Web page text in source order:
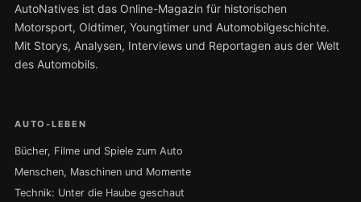
AutoNatives ist das Online-Magazin für historischen
Motorsport, Oldtimer, Youngtimer und Automobilgeschichte.
Mit Storys, Analysen, Interviews und Reportagen aus der Welt
des Automobils.
AUTO-LEBEN
Bücher, Filme und Spiele zum Auto
Menschen, Maschinen und Momente
Technik: Unter die Haube geschaut